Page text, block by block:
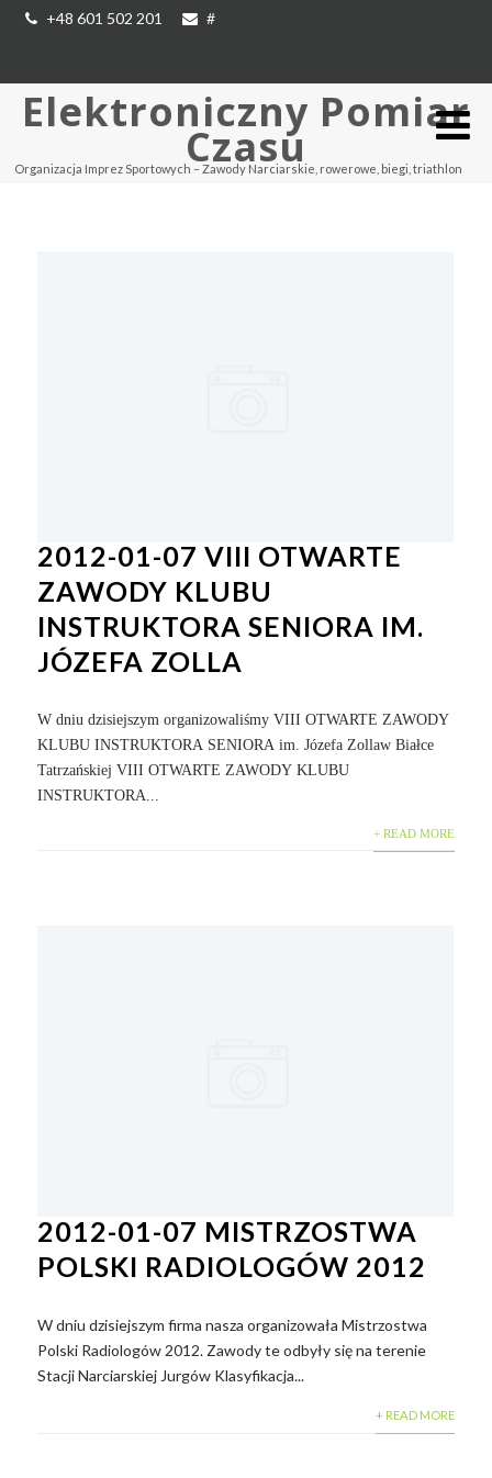
+48 601 502 201 #
Elektroniczny Pomiar
Czasu
Organizacja Imprez Sportowych – Zawody Narciarskie, rowerowe, biegi, triathlon
2012-01-07 VIII OTWARTE
ZAWODY KLUBU
INSTRUKTORA SENIORA IM.
JÓZEFA ZOLLA
W dniu dzisiejszym organizowaliśmy VIII OTWARTE ZAWODY
KLUBU INSTRUKTORA SENIORA im. Józefa Zollaw Białce
Tatrzańskiej VIII OTWARTE ZAWODY KLUBU
INSTRUKTORA...
+ READ MORE
2012-01-07 MISTRZOSTWA
POLSKI RADIOLOGÓW 2012
W dniu dzisiejszym firma nasza organizowała Mistrzostwa
Polski Radiologów 2012. Zawody te odbyły się na terenie
Stacji Narciarskiej Jurgów Klasyfikacja...
+ READ MORE